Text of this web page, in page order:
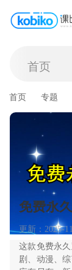
首页
首页 专题
更新：2025-
这款免费永
剧、动漫、